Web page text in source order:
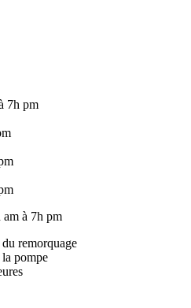
7h pm
à 7h pm
remorquage
pompe